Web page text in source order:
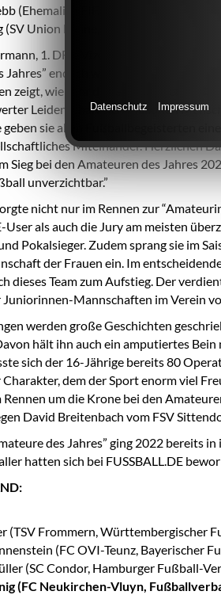
(Ehemalige FIFA-Schiedsrichterin)
Union Lohne, Niedersachsen) und
1. DFB-Vizepräsident
Jahres” endlich wieder an den Start
zeigt, wie sehr diese Aktion gefehlt
Leidenschaft sich Millionen
sie allen Fußballbegeisterten
Miteinander. Herzlichen
Sieg bei den Amateuren des Jahres
unverzichtbar.”
nicht nur im Rennen zur
User als auch die Jury am meisten
Pokalsieger. Zudem sprang sie im
der Frauen ein. Im
dieses Team zum Aufstieg. Der
Juniorinnen-Mannschaften im Verein
werden große Geschichten
hält ihn auch ein amputiertes
sich der 16-Jährige bereits 80
dem der Sport enorm viel
um die Krone bei den
David Breitenbach vom FSV
des Jahres” ging 2022 bereits
hatten sich bei FUSSBALL.DE
(TSV Frommern, Württembergischer
(FC OVI-Teunz, Bayerischer
(SC Condor, Hamburger Fußball-
(FC Neukirchen-Vluyn,
Datenschutz Impressum